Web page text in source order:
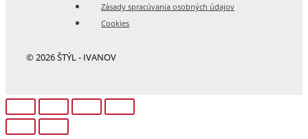
Zásady spracúvania osobných údajov
Cookies
© 2026 ŠTÝL - IVANOV